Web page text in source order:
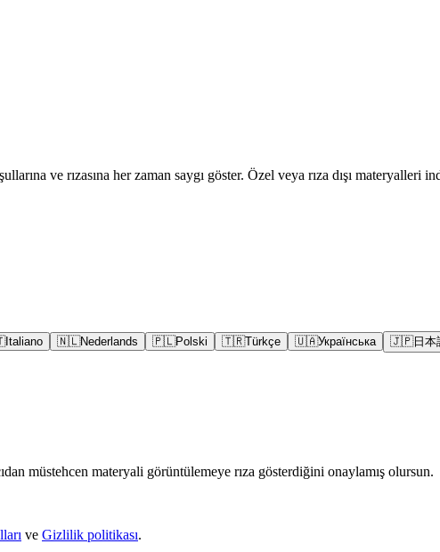
ve rızasına her zaman saygı göster. Özel veya rıza dışı materyalleri
Italiano 🇳🇱Nederlands 🇵🇱Polski 🇹🇷Türkçe 🇺🇦Українська 🇯🇵日本
müstehcen materyali görüntülemeye rıza gösterdiğini onaylamış olursun.
ve Gizlilik politikası.